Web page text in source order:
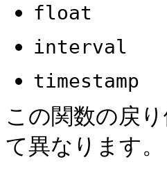
float
interval
timestamp
この関数の戻
て異なります。